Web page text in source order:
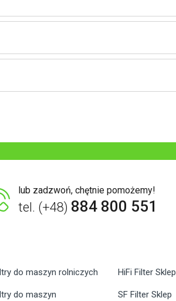
lub zadzwoń, chętnie pomożemy!
tel. (+48) 884 800 551
do maszyn rolniczych
do maszyn
HiFi Filter Sklep
SF Filter Sklep